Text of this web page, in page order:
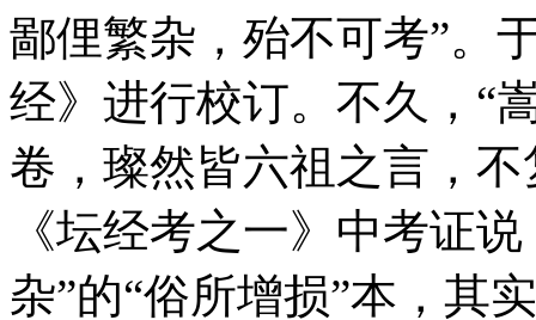
鄙俚繁杂，殆不可考”。
经》进行校订。不久，“
卷，璨然皆六祖之言，
《坛经考之一》中考证
杂”的“俗所增损”本，其